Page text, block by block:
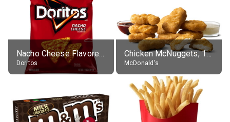
Nacho Cheese Flavored Tortilla Chips
Doritos
Chicken McNuggets, 10 pieces, without sauce
McDonald's